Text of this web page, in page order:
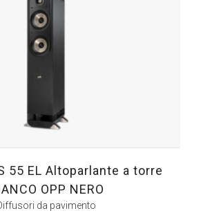
55 EL Altoparlante a torre
OPP NERO
da pavimento